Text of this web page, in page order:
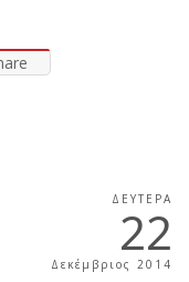
ΔΕΥΤΈΡΑ
22
Δεκέμβριος 2014